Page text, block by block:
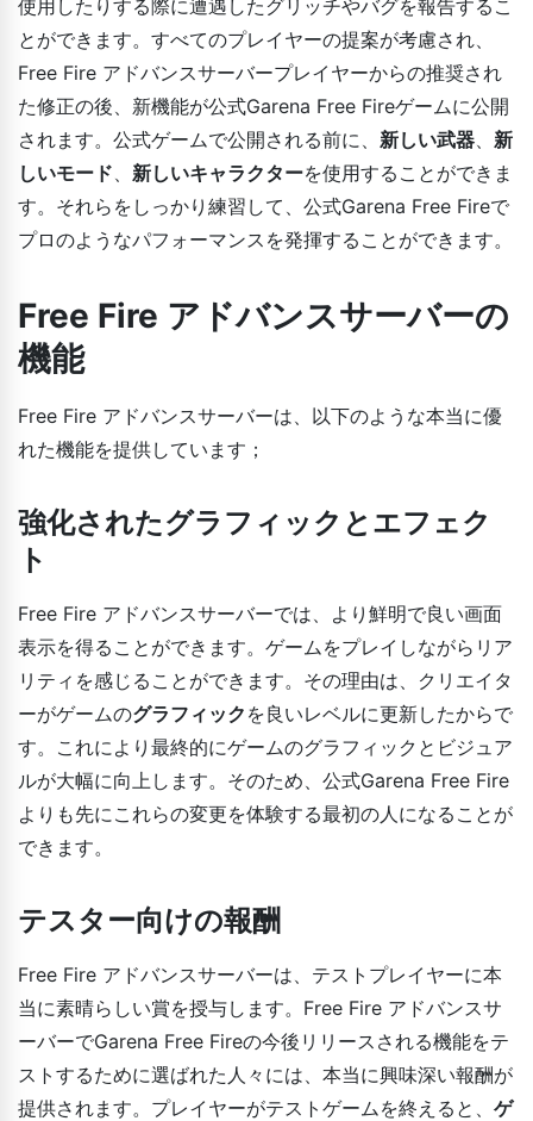
使用したりする際に遭遇したグリッチやバグを報告するこ
とができます。すべてのプレイヤーの提案が考慮され、
Free Fire アドバンスサーバープレイヤーからの推奨され
た修正の後、新機能が公式Garena Free Fireゲームに公開
されます。公式ゲームで公開される前に、 新しい武器
新
しいモード
新しいキャラクターを使用することができま
す。それらをしっかり練習して、公式Garena Free Fireで
プロのようなパフォーマンスを発揮することができます。
Free Fire アドバンスサーバーの
機能
Free Fire アドバンスサーバーは、以下のような本当に優
れた機能を提供しています；
強化されたグラフィックとエフェク
ト
Free Fire アドバンスサーバーでは、より鮮明で良い画面
表示を得ることができます。ゲームをプレイしながらリア
リティを感じることができます。その理由は、クリエイタ
ーがゲームのグラフィック を良いレベルに更新したからで
す。これにより最終的にゲームのグラフィックとビジュア
ルが大幅に向上します。そのため、公式Garena Free Fire
よりも先にこれらの変更を体験する最初の人になることが
できます。
テスター向けの報酬
Free Fire アドバンスサーバーは、テストプレイヤーに本
当に素晴らしい賞を授与します。Free Fire アドバンスサ
ーバーでGarena Free Fireの今後リリースされる機能をテ
ストするために選ばれた人々には、本当に興味深い報酬が
提供されます。プレイヤーがテストゲームを終えると、 ゲ